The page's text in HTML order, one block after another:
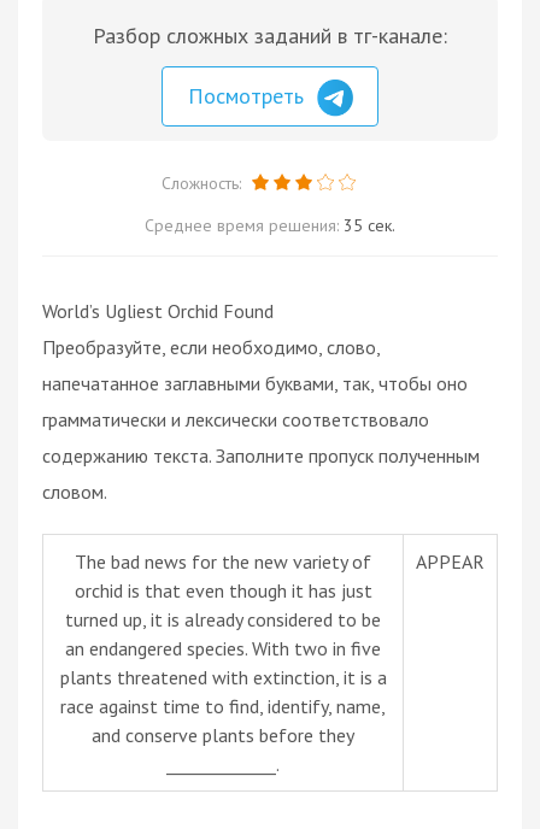
Разбор сложных заданий в тг-канале:
Посмотреть
Сложность:
Среднее время решения: 35 сек.
World’s Ugliest Orchid Found
Преобразуйте, если необходимо, слово,
напечатанное заглавными буквами, так, чтобы оно
грамматически и лексически соответствовало
содержанию текста. Заполните пропуск полученным
словом.
The bad news for the new variety of
orchid is that even though it has just
turned up, it is already considered to be
an endangered species. With two in five
plants threatened with extinction, it is a
race against time to find, identify, name,
and conserve plants before they
_____________.
APPEAR